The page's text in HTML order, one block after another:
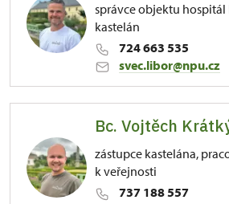
správce objektu hospitál
kastelán
724 663 535
svec.libor@npu.cz
81/, Kuks 81 54443
Bc. Vojtěch
zástupce kastelána,
k veřejnosti
737 188 557